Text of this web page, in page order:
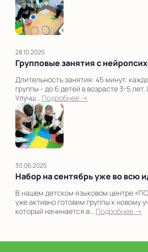
28.10.2025
Групповые занятия с
Длительность занятия: 45 минут,
группы - до 6 детей в возрасте 3-5
Улучш... Подробнее →
30.06.2025
Набор на сентябрь уже во всю
В нашем детском языковом центре
уже активно готовим группы к новому
который начинается в... Подробнее →